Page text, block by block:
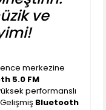
ve
merkezine
5.0 FM
performanslı
Bluetooth